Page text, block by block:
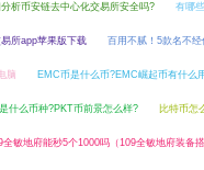
析币安链去中心化交易所安全吗? 有哪
所app苹果版下载 百用不腻！5款名不
脑 EMC币是什么币?EMC崛起币有什么
什么币种?PKT币前景怎么样? 比特币怎
全敏地府能秒5个1000吗（109全敏地府装备